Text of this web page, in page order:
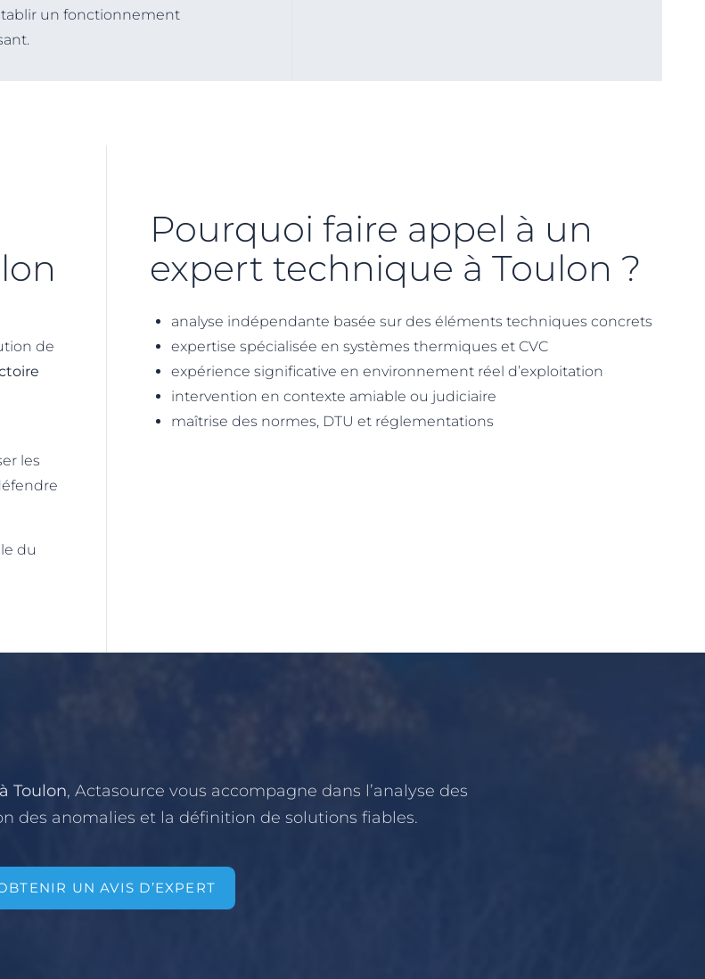
un fonctionnement
de
les
du
Pourquoi faire appel à un
expert technique à Toulon ?
analyse indépendante basée sur des éléments techniques concrets
expertise spécialisée en systèmes thermiques et CVC
expérience significative en environnement réel d’exploitation
intervention en contexte amiable ou judiciaire
maîtrise des normes, DTU et réglementations
Toulon, Actasource vous accompagne dans l’analyse des
des anomalies et la définition de solutions fiables.
UN AVIS D’EXPERT